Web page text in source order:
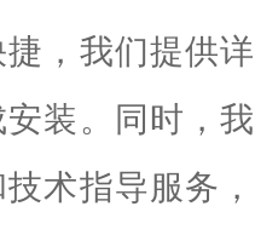
，我们提供
装。同时，
术指导服务